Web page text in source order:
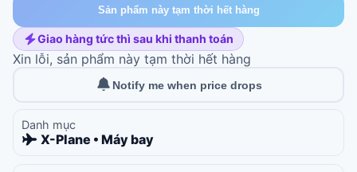
Sản phẩm này tạm thời hết hàng
Giao hàng tức thì sau khi thanh toán
Xin lỗi, sản phẩm này tạm thời hết hàng
Notify me when price drops
Danh mục
X-Plane • Máy bay